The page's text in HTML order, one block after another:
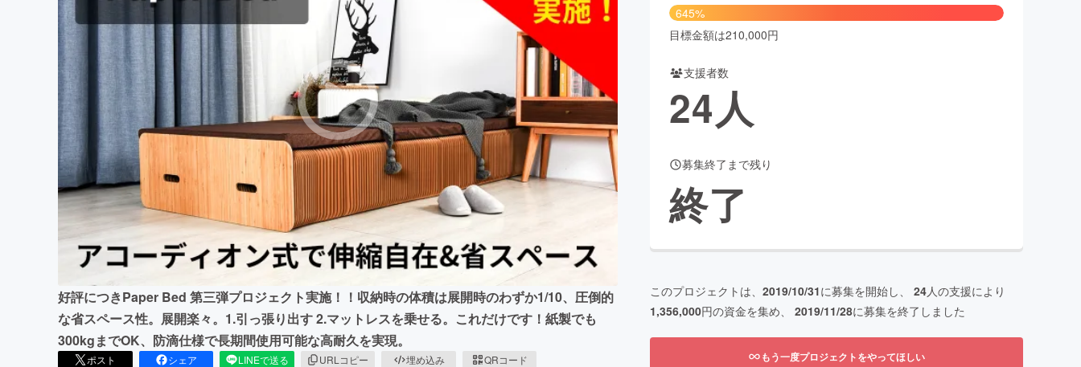
映像・映画 書籍・雑誌出版
ビジネス・起業 チャレンジ ビューティー・ヘルスケア
まちづくり・地域活性化
CAMPFIRE for Social Good
CAMPFIRE Creation
CAMPFIREふるさと納税machi-ya コミュニティ
好評につきPaper Bed 第三弾プロジェクト実施！！収納時の体積は展開時のわずか1/10、圧倒的
な省スペース性。展開楽々。1.引っ張り出す 2.マットレスを乗せる。これだけです！紙製でも
300kgまでOK、防滴仕様で長期間使用可能な高耐久を実現。
ポスト シェア LINEで送る URLコピー 埋め込み QRコード
645%
目標金額は210,000円
支援者数
24人
募集終了まで残り
終了
このプロジェクトは、 2019/10/31に募集を開始し、 24人の支援により
1,356,000円の資金を集め、 2019/11/28に募集を終了しました
もう一度プロジェクトをやってほしい